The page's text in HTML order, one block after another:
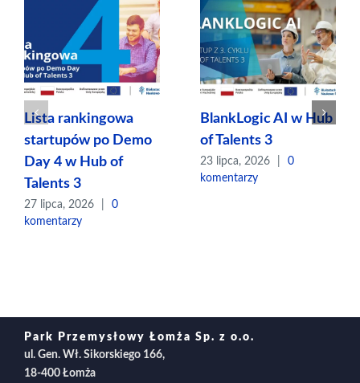
Lista rankingowa
startupów po Demo
Day 4 w Hub of
Talents 3
27 lipca, 2026
0
komentarzy
BlankLogic AI w Hub
of Talents 3
23 lipca, 2026
0
komentarzy
Park Przemysłowy Łomża Sp. z o.o.
ul. Gen. Wł. Sikorskiego 166,
18-400 Łomża